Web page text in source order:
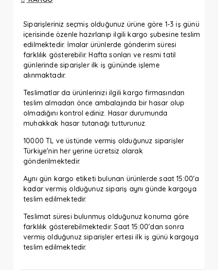
Siparişleriniz seçmiş olduğunuz ürüne göre 1-3 iş günü
içerisinde özenle hazırlanıp ilgili kargo şubesine teslim
edilmektedir. İmalar ürünlerde gönderim süresi
farklılık gösterebilir. Hafta sonları ve resmi tatil
günlerinde siparişler ilk iş gününde işleme
alınmaktadır.
Teslimatlar da ürünlerinizi ilgili kargo firmasından
teslim almadan önce ambalajında bir hasar olup
olmadığını kontrol ediniz. Hasar durumunda
muhakkak hasar tutanağı tutturunuz.
10000 TL ve üstünde vermiş olduğunuz siparişler
Türkiye'nin her yerine ücretsiz olarak
gönderilmektedir.
Aynı gün kargo etiketi bulunan ürünlerde saat 15:00'a
kadar vermiş olduğunuz sipariş aynı günde kargoya
teslim edilmektedir.
Teslimat süresi bulunmuş olduğunuz konuma göre
farklılık gösterebilmektedir. Saat 15:00'dan sonra
vermiş olduğunuz siparişler ertesi ilk iş günü kargoya
teslim edilmektedir.